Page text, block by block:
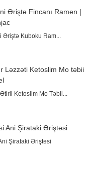
Əriştə Kuboku Ram...
Ketoslim Mo Təbii...
Şirataki Əriştəsi